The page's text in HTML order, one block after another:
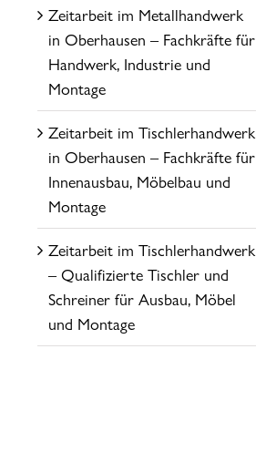
Zeitarbeit im Metallhandwerk
in Oberhausen – Fachkräfte für
Handwerk, Industrie und
Montage
Zeitarbeit im Tischlerhandwerk
in Oberhausen – Fachkräfte für
Innenausbau, Möbelbau und
Montage
Zeitarbeit im Tischlerhandwerk
– Qualifizierte Tischler und
Schreiner für Ausbau, Möbel
und Montage